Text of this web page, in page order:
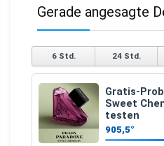
Gerade angesagte
6 Std. 24 Std.
Gratis-
Sweet
testen
905,5°